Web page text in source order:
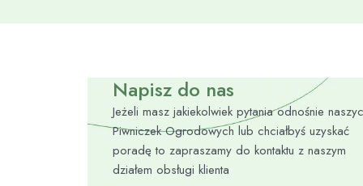
Napisz do nas
Jeżeli masz jakiekolwiek pytania odnośnie
Piwniczek Ogrodowych lub chciałbyś uzyskać
poradę to zapraszamy do kontaktu z naszym
działem obsługi klienta